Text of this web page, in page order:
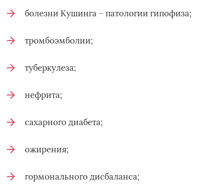
болезни Кушинга – патологии гипофиза;
тромбоэмболии;
туберкулеза;
нефрита;
сахарного диабета;
ожирения;
гормонального дисбаланса;